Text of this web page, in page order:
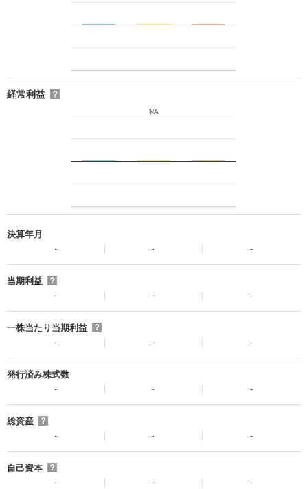
経常利益 ？
NA
決算年月
- - -
当期利益
？
-
- -
一株当たり当期利益
？
-
- -
発行済み株式数
- - -
総資産
？
-
- -
自己資本
？
-
- -